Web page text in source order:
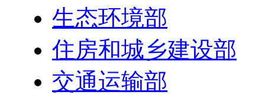
生态环境部
住房和城乡建设部
交通运输部